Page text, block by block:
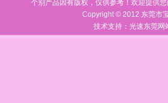
个别产品因有版权，仅供参考！欢迎提供
Copyright © 2012 东莞市
技术支持：光速东莞网